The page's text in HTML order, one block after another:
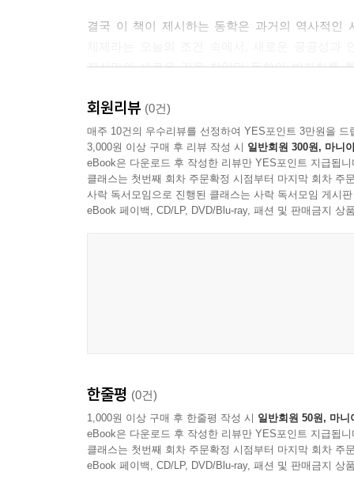
1920년대 천도교는 예상과 달리 조선의 전통을
『개벽』의 초기 글들은 ‘불합리하고 불공평한 모
--- p.215
해방을 맞이한 조선에서는 수많은 정치단체가 각
미국식도 소련식도 아닌 좌우합작의 민주주의를 ‘
진영의 합작이라는 지향은 민주주의의 보편성을
결국 이 책이 제시하는 동학은 과거의 역사적인
자신만의 새로운 길을 찾았던 동학의 발자취를
ᄒᆞᄂᆞᆯ의 탄생부터 해방공간의 민주주의론까지,
한국 근현대를 관통하는 동학의 100년
그렇다면 동학이 현실적으로 마주할 수밖에 없
1840년대 동아시아의 격변기부터 1940년대 해방
확장하는 모습을 살펴본다.
3장 ‘동학공동체와 공공의식’은 동학공동체를
공감하며 평등한 삶을 고민하던 최제우가 제
회원리뷰 (0건)
매주 10건의 우수리뷰를 선정하여 YES포인트 3만원을 드
3,000원 이상 구매 후 리뷰 작성 시 일반회원 300원, 마니
eBook은 다운로드 후 작성한 리뷰만 YES포인트 지급됩니
클래스는 첫번째 회차 주문확정 시점부터 마지막 회차 주
사락 독서모임으로 진행된 클래스는 사락 독서모임 게시
eBook 페이백, CD/LP, DVD/Blu-ray, 패션 및 판매금지 상
한줄평 (0건)
1,000원 이상 구매 후 한줄평 작성 시 일반회원 50원, 마니
eBook은 다운로드 후 작성한 리뷰만 YES포인트 지급됩니
클래스는 첫번째 회차 주문확정 시점부터 마지막 회차 주
eBook 페이백, CD/LP, DVD/Blu-ray, 패션 및 판매금지 상